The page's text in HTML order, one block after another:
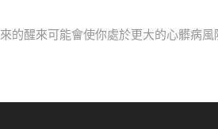
的醒來可能會使你處於更大的心髒病風